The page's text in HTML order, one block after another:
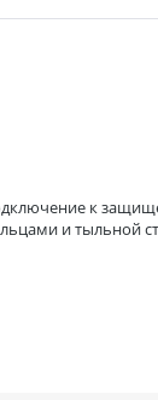
к
и тыльной